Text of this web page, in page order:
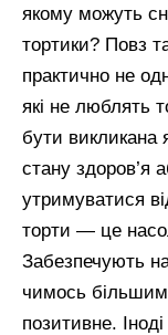
якому можуть
тортики? Повз
практично не
які не люблять
бути викликана
стану здоров’я
утримуватися
торти — це
Забезпечують
чимось
позитивне.